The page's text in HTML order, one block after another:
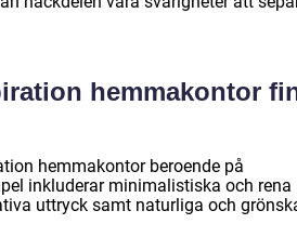
hemmakontor
hemmakontor beroende på
inkluderar minimalistiska och rena
uttryck samt naturliga och